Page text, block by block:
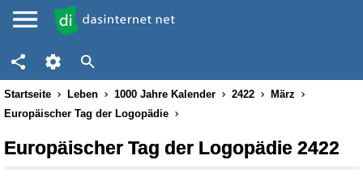
Startseite Leben 1000 Jahre Kalender 2422
März
Europäischer Tag der Logopädie
Europäischer Tag der Logopädie 2422